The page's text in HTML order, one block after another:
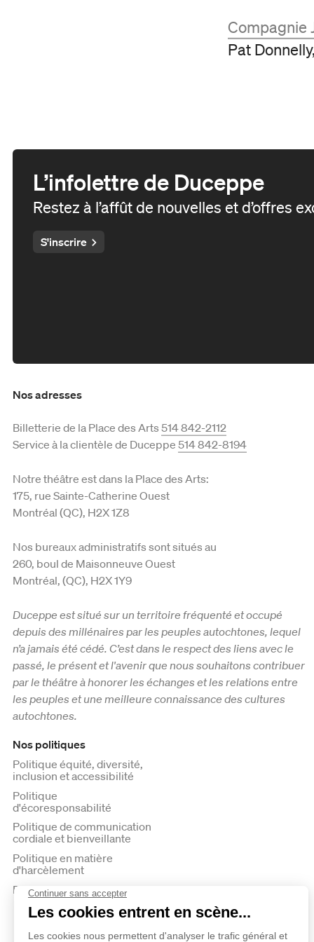
Compagnie
Pat Donnelly,
L’infolettre de Duceppe
Restez à l’affût de nouvelles et d’offres
S'inscrire
Nos adresses
Billetterie de la Place des Arts 514 842-2112
Service à la clientèle de Duceppe 514 842-8194
Notre théâtre est dans la Place des Arts:
175, rue Sainte-Catherine Ouest
Montréal (QC), H2X 1Z8
Nos bureaux administratifs sont situés au
260, boul de Maisonneuve Ouest
Montréal, (QC), H2X 1Y9
Duceppe est situé sur un territoire fréquenté et occupé
depuis des millénaires par les peuples autochtones, lequel
n’a jamais été cédé. C’est dans le respect des liens avec le
passé, le présent et l'avenir que nous souhaitons contribuer
par le théâtre à honorer les échanges et les relations entre
les peuples et une meilleure connaissance des cultures
autochtones.
Nos politiques
Politique équité, diversité,
inclusion et accessibilité
Politique
d'écoresponsabilité
Politique de communication
cordiale et bienveillante
Politique en matière
d'harcèlement
Politique de confidentialité